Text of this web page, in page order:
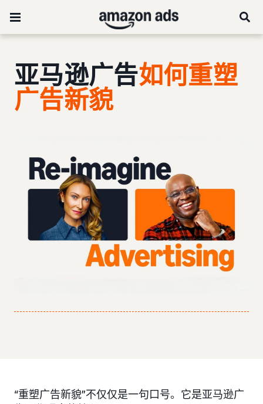
亚马逊广告如何重塑
广告新貌
“重塑广告新貌”不仅仅是一句口号。它是亚马逊广